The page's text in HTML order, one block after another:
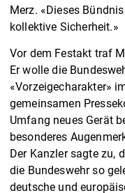
Merz. «Dieses
kollektive Sicherheit.»
Vor dem Festakt traf
Er wolle die
«Vorzeigecharakter»
gemeinsamen
Umfang neues Gerät
besonderes
Der Kanzler sagte zu,
die Bundeswehr so
deutsche und